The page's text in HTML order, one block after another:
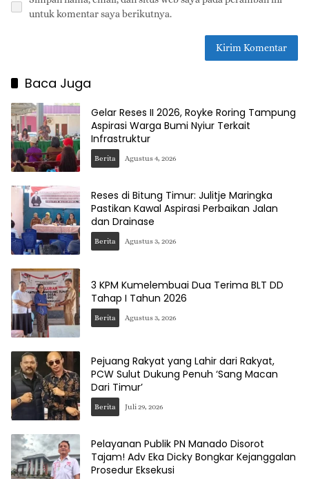
untuk komentar saya berikutnya.
Baca Juga
Gelar Reses II 2026, Royke Roring Tampung
Aspirasi Warga Bumi Nyiur Terkait
Infrastruktur
Berita Agustus 4, 2026
Reses di Bitung Timur: Julitje Maringka
Pastikan Kawal Aspirasi Perbaikan Jalan
dan Drainase
Berita Agustus 3, 2026
3 KPM Kumelembuai Dua Terima BLT DD
Tahap I Tahun 2026
Berita Agustus 3, 2026
Pejuang Rakyat yang Lahir dari Rakyat,
PCW Sulut Dukung Penuh ‘Sang Macan
Dari Timur’
Berita Juli 29, 2026
Pelayanan Publik PN Manado Disorot
Tajam! Adv Eka Dicky Bongkar Kejanggalan
Prosedur Eksekusi